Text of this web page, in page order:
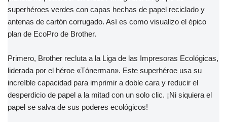
superhéroes verdes con capas hechas de papel reciclado y
antenas de cartón corrugado. Así es como visualizo el épico
plan de EcoPro de Brother.
Primero, Brother recluta a la Liga de las Impresoras Ecológicas,
liderada por el héroe «Tónerman». Este superhéroe usa su
increíble capacidad para imprimir a doble cara y reducir el
desperdicio de papel a la mitad con un solo clic. ¡Ni siquiera el
papel se salva de sus poderes ecológicos!